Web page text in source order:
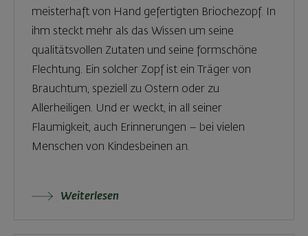
meisterhaft von Hand gefertigten Briochezopf. In
ihm steckt mehr als das Wissen um seine
qualitätsvollen Zutaten und seine formschöne
Flechtung. Ein solcher Zopf ist ein Träger von
Brauchtum, speziell zu Ostern oder zu
Allerheiligen. Und er weckt, in all seiner
Flaumigkeit, auch Erinnerungen – bei vielen
Menschen von Kindesbeinen an.
Weiterlesen